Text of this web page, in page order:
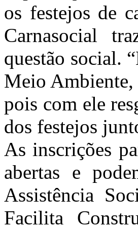
os festejos de
Carnasocial
questão social.
Meio
pois com ele
dos festejos
As inscrições
abertas e
Assistência
Facilita